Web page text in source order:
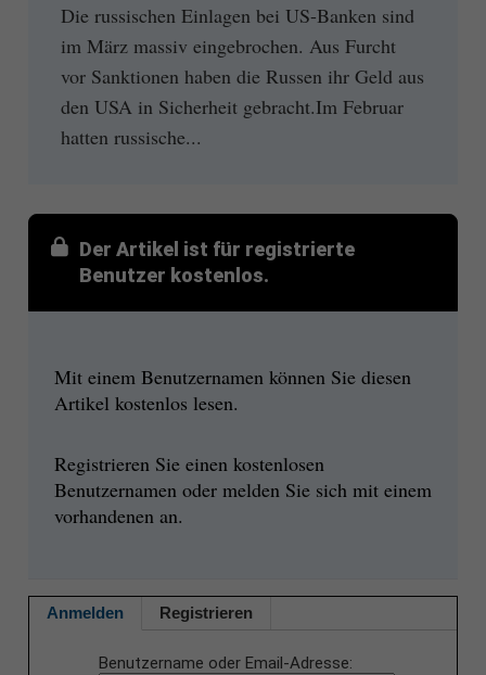
Die russischen Einlagen bei US-Banken sind
im März massiv eingebrochen. Aus Furcht
vor Sanktionen haben die Russen ihr Geld aus
den USA in Sicherheit gebracht.Im Februar
hatten russische...
Der Artikel ist für registrierte
Benutzer kostenlos.
Mit einem Benutzernamen können Sie diesen
Artikel kostenlos lesen.
Registrieren Sie einen kostenlosen
Benutzernamen oder melden Sie sich mit einem
vorhandenen an.
Anmelden Registrieren
Benutzername oder Email-Adresse